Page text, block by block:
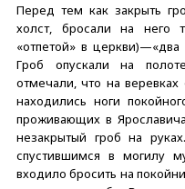
Перед тем как закрыть
холст, бросали на него
«отпетой» в
Гроб опускали на
отмечали, что на веревках
находились ноги
проживающих в
незакрытый гроб на
спустившимся в могилу
входило бросить на